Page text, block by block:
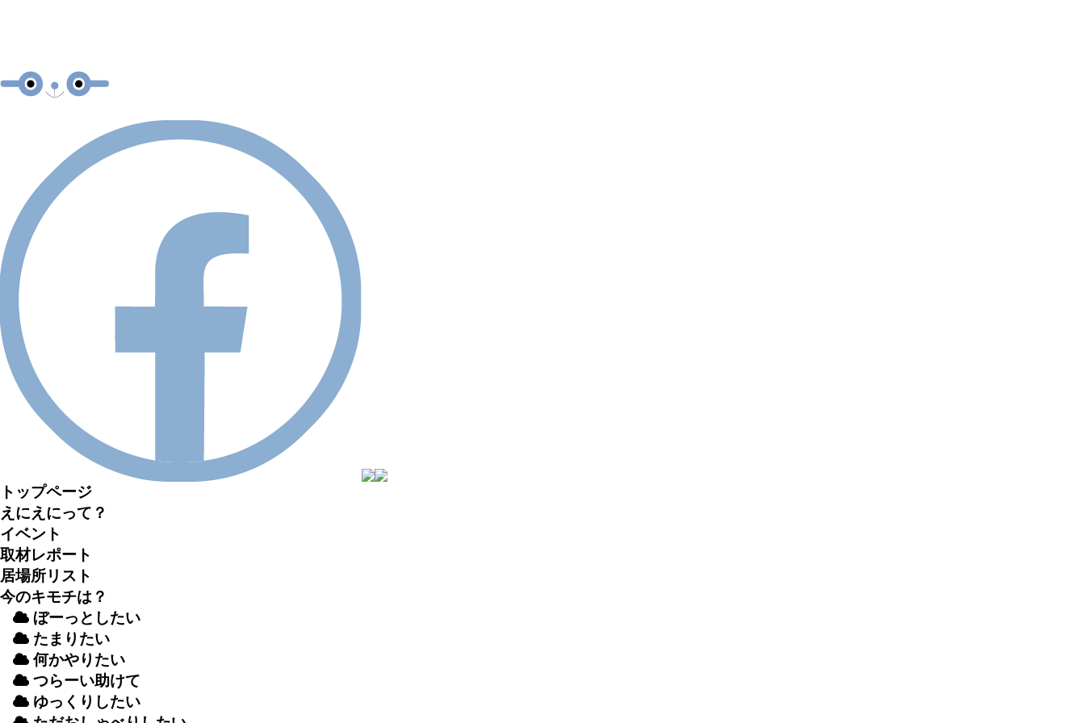
トップページ
えにえにって？
イベント
取材レポート
居場所リスト
今のキモチは？
ぼーっとしたい
たまりたい
何かやりたい
つらーい助けて
ゆっくりしたい